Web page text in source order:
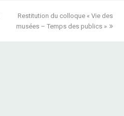
next
post:
Restitution du colloque « Vie des
musées – Temps des publics »